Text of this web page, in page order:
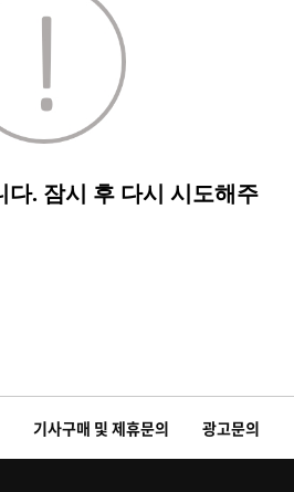
기사구매 및 제휴문의 광고문의